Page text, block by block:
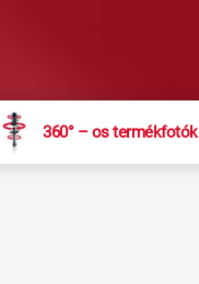
360° – os termékfotók